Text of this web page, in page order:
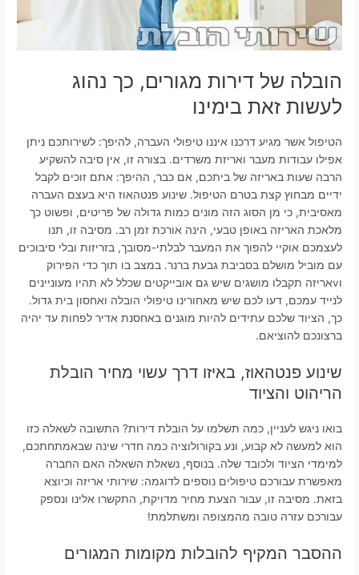
הובלה של דירות מגורים, כך נהוג
לעשות זאת בימינו
הטיפול אשר מגיע דרכנו איננו טיפולי העברה, להיפך: לשירותכם ניתן
אפילו עבודות מעבר ואריזת משרדים. בצורה זו, אין סיבה להשקיע
הרבה שעות באריזה של ביתכם, אם כבר, ההיפך: אתם זוכים לקבל
ידיים מבחוץ קצת בטרם הטיפול. שינוע פנטהאוז היא בעצם העברה
מאסיבית, כי מן הסוג הזה מונים כמות גדולה של פריטים, ופשוט כך
מלאכת האריזה באופן טבעי, הינה אורכת זמן רב. מסיבה זו, תנו
לעצמכם אוקיי להפוך את המעבר לבלתי-מסובך, בזריזות ובלי סיבוכים
עם מוביל מושלם בסביבת גבעת ברנר. במצב בו תוך כדי הפירוק
וvאריזה תקבלו מושגים שיש גם אובייקטים שכלל לא תהיו מעוניינים
לנייד עמכם, דעו לכם שיש מאחורינו טיפולי הובלה ואחסון בית גדול.
כך, הציוד שלכם עתידים להיות מוגנים באחסנת אדיר לפחות עד יהיה
ברצונכם להוציאם.
שינוע פנטהאוז, באיזו דרך עשוי מחיר הובלת
הריהוט והציוד
בואו ניגש לעניין, כמה תשלמו על הובלת דירות? התשובה לשאלה כזו
הוא למעשה לא קבוע, ונע בקורולוציה כמה חדרי שינה שבאמתחתכם,
למימדי הציוד ולכובד שלה. בנוסף, נשאלת השאלה האם החברה
מאפשרת עבורכם טיפולים נוספים לדוגמה: שירותי אריזה וכיוצא
בזאת. מסיבה זו, עבור הצעת מחיר מדויקת, התקשרו אלינו ונספק
עבורכם עזרה טובה מהמצופה ומשתלמת!
ההסבר המקיף להובלות מקומות המגורים